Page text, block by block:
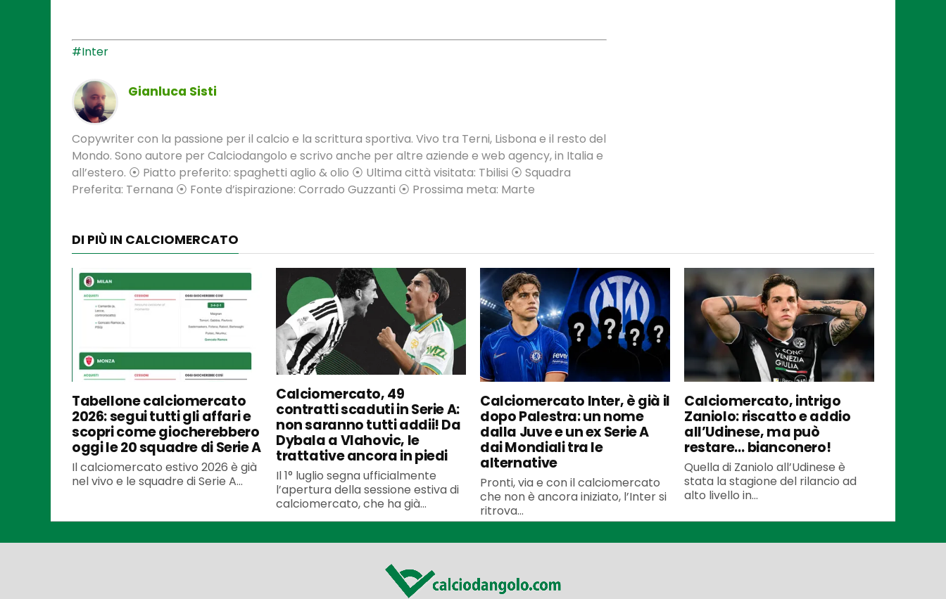
#Inter
Gianluca Sisti
Copywriter con la passione per il calcio e la scrittura sportiva. Vivo tra Terni, Lisbona e il resto del
Mondo. Sono autore per Calciodangolo e scrivo anche per altre aziende e web agency, in Italia e
all’estero. ⦿ Piatto preferito: spaghetti aglio & olio ⦿ Ultima città visitata: Tbilisi ⦿ Squadra
Preferita: Ternana ⦿ Fonte d’ispirazione: Corrado Guzzanti ⦿ Prossima meta: Marte
DI PIÙ IN CALCIOMERCATO
Tabellone calciomercato
2026: segui tutti gli affari e
scopri come giocherebbero
oggi le 20 squadre di Serie A
Il calciomercato estivo 2026 è già
nel vivo e le squadre di Serie A...
Calciomercato, 49
contratti scaduti in Serie A:
non saranno tutti addii! Da
Dybala a Vlahovic, le
trattative ancora in piedi
Il 1° luglio segna ufficialmente
l’apertura della sessione estiva di
calciomercato, che ha già...
Calciomercato Inter, è già il
dopo Palestra: un nome
dalla Juve e un ex Serie A
dai Mondiali tra le
alternative
Pronti, via e con il calciomercato
che non è ancora iniziato, l’Inter si
ritrova...
Calciomercato, intrigo
Zaniolo: riscatto e addio
all’Udinese, ma può
restare… bianconero!
Quella di Zaniolo all’Udinese è
stata la stagione del rilancio ad
alto livello in...